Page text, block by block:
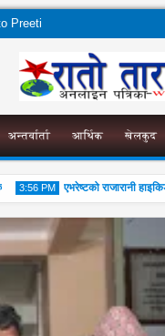
Preeti
अन्तर्वार्ता आर्थिक खेलकुद
3:56 PM
02
एभरेष्टको राजारानी हाइकिङ